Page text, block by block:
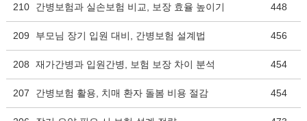
210 간병보험과 실손보험 비교, 보장 효율 높이기 448
209 부모님 장기 입원 대비, 간병보험 설계법 456
208 재가간병과 입원간병, 보험 보장 차이 분석 454
207 간병보험 활용, 치매 환자 돌봄 비용 절감 454